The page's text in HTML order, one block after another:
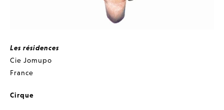
Les résidences
Cie Jomupo
France
Cirque